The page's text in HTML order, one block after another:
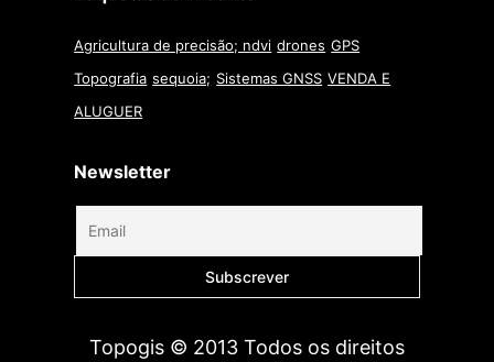
Agricultura de precisão; ndvi drones GPS
Topografia sequoia; Sistemas GNSS VENDA E
ALUGUER
Newsletter
Topogis © 2013 Todos os direitos